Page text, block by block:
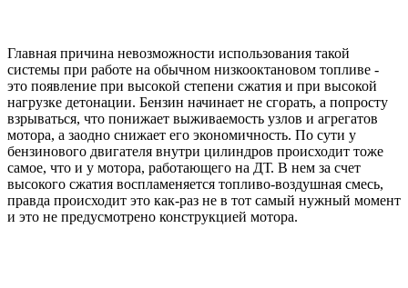
Главная причина невозможности использования такой
системы при работе на обычном низкооктановом топливе -
это появление при высокой степени сжатия и при высокой
нагрузке детонации. Бензин начинает не сгорать, а попросту
взрываться, что понижает выживаемость узлов и агрегатов
мотора, а заодно снижает его экономичность. По сути у
бензинового двигателя внутри цилиндров происходит тоже
самое, что и у мотора, работающего на ДТ. В нем за счет
высокого сжатия воспламеняется топливо-воздушная смесь,
правда происходит это как-раз не в тот самый нужный момент
и это не предусмотрено конструкцией мотора.